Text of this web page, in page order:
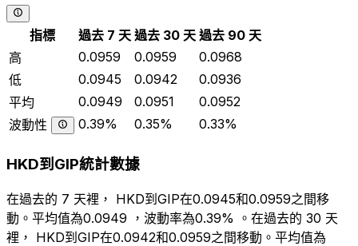
指標 過去 7 天 過去 30 天 過去 90 天
高
0.0959 0.0959
0.0968
低
0.0945 0.0942
0.0936
平均
0.0949 0.0951
0.0952
波動性
0.39% 0.35% 0.33%
HKD到GIP統計數據
在過去的 7 天裡， HKD到GIP在0.0945和0.0959之間移
動。平均值為0.0949 ，波動率為0.39% 。在過去的 30 天
裡， HKD到GIP在0.0942和0.0959之間移動。平均值為